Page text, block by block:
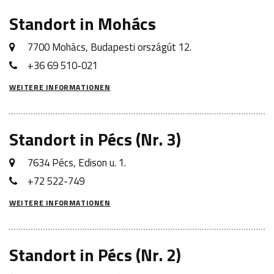
Standort in Mohács
7700 Mohács, Budapesti országút 12.
+36 69 510-021
WEITERE INFORMATIONEN
Standort in Pécs (Nr. 3)
7634 Pécs, Edison u. 1.
+72 522-749
WEITERE INFORMATIONEN
Standort in Pécs (Nr. 2)